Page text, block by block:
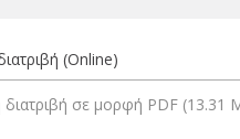
(Online)
διατριβή σε μορφή PDF (13.31